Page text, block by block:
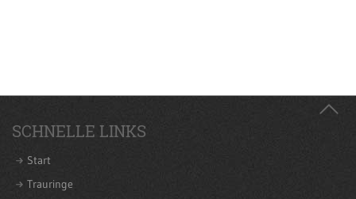
SCHNELLE LINKS
Start
Trauringe